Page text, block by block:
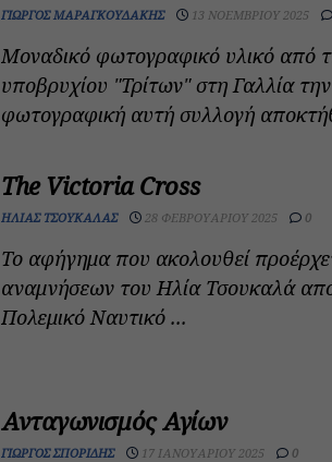
ΓΙΏΡΓΟΣ ΜΑΡΑΓΚΟΥΔΆΚΗΣ 13 ΝΟΕΜΒΡΊΟΥ 2025
Μοναδικό φωτογραφικό υλικό από
υποβρυχίου "Τρίτων" στη Γαλλία
φωτογραφική αυτή συλλογή
The Victoria Cross
ΗΛΊΑΣ ΤΣΟΥΚΑΛΆΣ 28 ΦΕΒΡΟΥΑΡΊΟΥ 2025 0
Το αφήγημα που ακολουθεί
αναμνήσεων του Ηλία Τσουκαλά
Πολεμικό Ναυτικό ...
Ανταγωνισμός Αγίων
ΓΙΏΡΓΟΣ ΣΠΟΡΊΔΗΣ 17 ΙΑΝΟΥΑΡΊΟΥ 2025 0